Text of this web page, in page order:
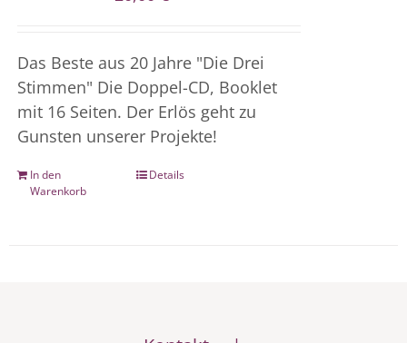
Das Beste aus 20 Jahre "Die Drei
Stimmen" Die Doppel-CD, Booklet
mit 16 Seiten. Der Erlös geht zu
Gunsten unserer Projekte!
In den
Warenkorb
Details